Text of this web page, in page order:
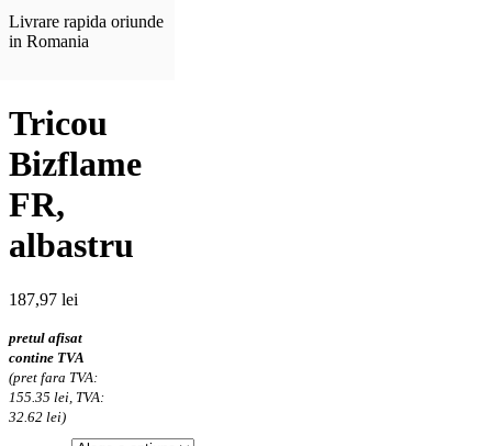
Livrare rapida oriunde
in Romania
Tricou
Bizflame
FR,
albastru
187,97 lei
pretul afisat
contine TVA
(pret fara TVA:
155.35 lei, TVA:
32.62 lei)